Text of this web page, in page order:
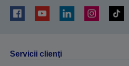
Servicii clienţi